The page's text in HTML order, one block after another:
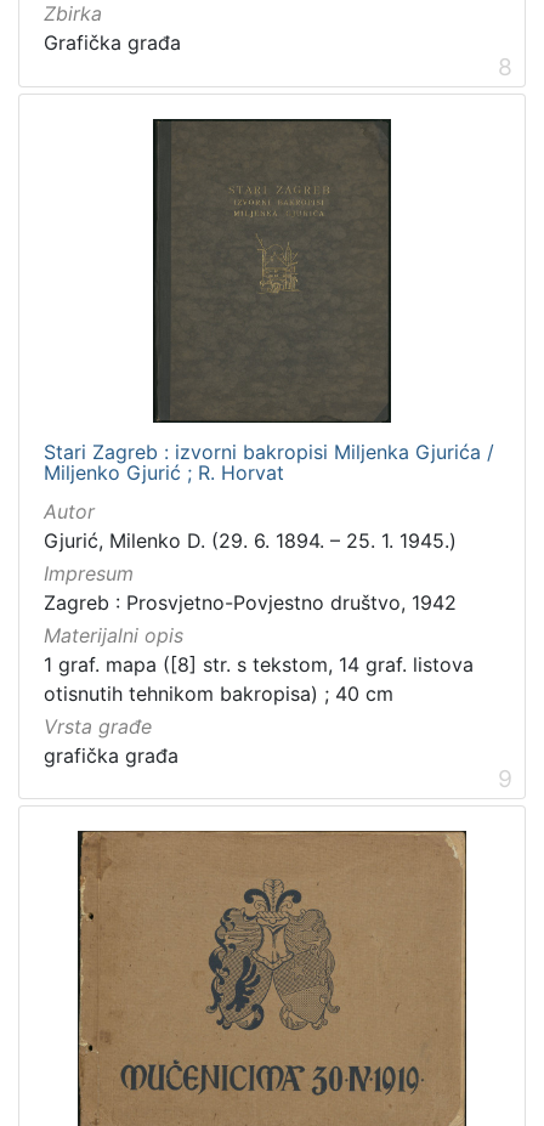
Zbirka
Grafička građa
8
Stari Zagreb : izvorni bakropisi Miljenka Gjurića /
Miljenko Gjurić ; R. Horvat
Autor
Gjurić, Milenko D. (29. 6. 1894. – 25. 1. 1945.)
Impresum
Zagreb : Prosvjetno-Povjestno društvo, 1942
Materijalni opis
1 graf. mapa ([8] str. s tekstom, 14 graf. listova
otisnutih tehnikom bakropisa) ; 40 cm
Vrsta građe
grafička građa
9